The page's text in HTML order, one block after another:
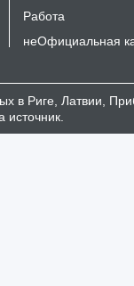
Работа
неОфициальная
в Риге, Латвии,
источник.